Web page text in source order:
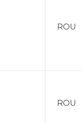
ROU
ROU